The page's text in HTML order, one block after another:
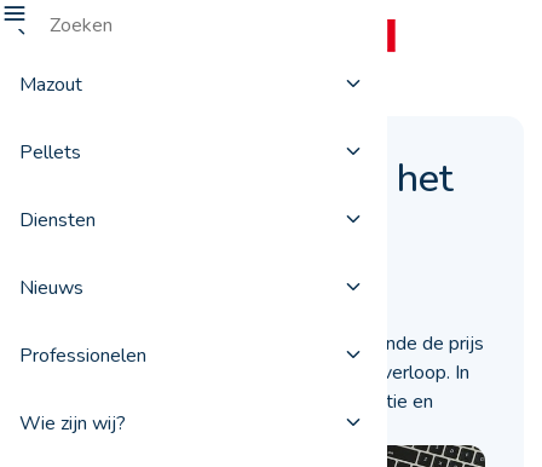
Mazout
Pellets
Diensten
Nieuws
Professionelen
Wie zijn wij?
De stookolieprijs in het
tweede semester
Tijdens de tweede helft van het jaar kende de prijs
voor uw stookoliebestelling een grillig verloop. In
dit artikel komen we terug op die evolutie en
geven we u de redenen.